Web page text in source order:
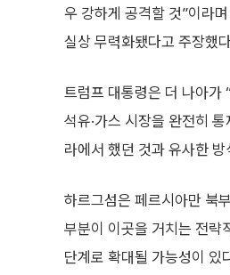
우 강하게 공격할 것”이라
실상 무력화됐다고 주장했
트럼프 대통령은 더 나아가
석유·가스 시장을 완전히
라에서 했던 것과 유사한
하르그섬은 페르시아만 북
부분이 이곳을 거치는 전략
단계로 확대될 가능성이 있